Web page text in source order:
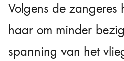
Volgens de
haar om minder
spanning van het